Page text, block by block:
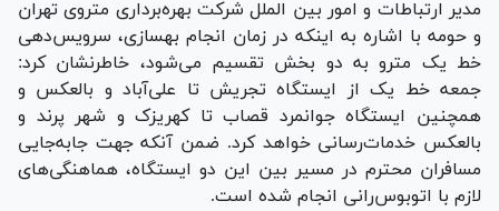
مدیر ارتباطات و امور بین الملل شرکت بهره‌برداری متروی تهران
و حومه با اشاره به اینکه در زمان انجام بهسازی، سرویس‌دهی
خط یک مترو به دو بخش تقسیم می‌شود، خاطرنشان کرد:
جمعه خط یک از ایستگاه تجریش تا علی‌آباد و بالعکس و
همچنین ایستگاه جوانمرد قصاب تا کهریزک و شهر پرند و
بالعکس خدمات‌رسانی خواهد کرد. ضمن آنکه جهت جابه‌جایی
مسافران محترم در مسیر بین این دو ایستگاه، هماهنگی‌های
لازم با اتوبوس‌رانی انجام شده است.